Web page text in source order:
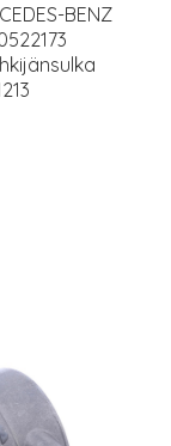
BENZ